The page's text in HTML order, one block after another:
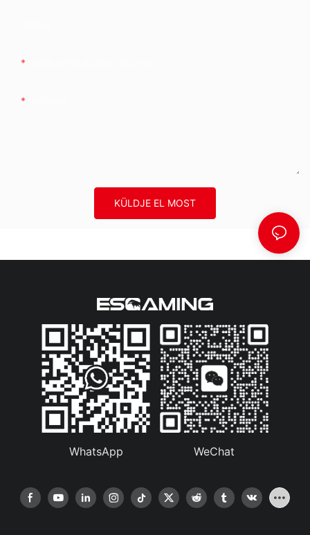
KÜLDJE EL MOST
WhatsApp WeChat